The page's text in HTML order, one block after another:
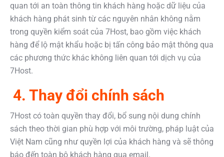
quan tới an toàn thông tin khách hàng hoặc dữ liệu của
khách hàng phát sinh từ các nguyên nhân không nằm
trong quyền kiểm soát của 7Host, bao gồm việc khách
hàng để lộ mật khẩu hoặc bị tấn công bảo mật thông qua
các phương thức khác không liên quan tới dịch vụ của
7Host.
4. Thay đổi chính sách
7Host có toàn quyền thay đổi, bổ sung nội dung chính
sách theo thời gian phù hợp với môi trường, pháp luật của
Việt Nam cũng như quyền lợi của khách hàng và sẽ thông
báo đến toàn bộ khách hàng qua email.